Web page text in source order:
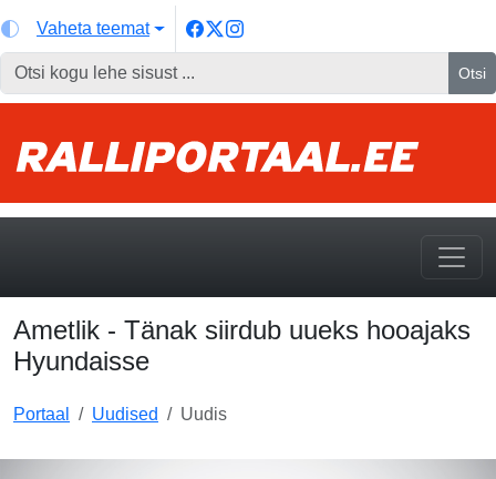
Vaheta teemat
Otsi
Ametlik - Tänak siirdub uueks hooajaks
Hyundaisse
Portaal Uudised Uudis